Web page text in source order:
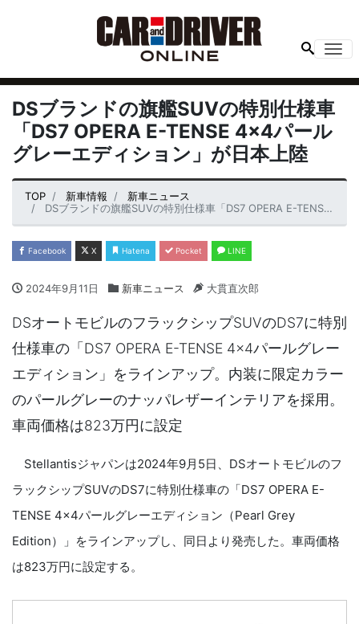
DSブランドの旗艦SUVの特別仕様車
「DS7 OPERA E-TENSE 4×4パール
グレーエディション」が日本上陸
TOP 新車情報
新車ニュース
DSブランドの旗艦SUVの特別仕様車「DS7 OPERA E-TENSE 4×4パールグレーエディション」が日本上陸
Facebook X Hatena Pocket LINE
2024年9月11日 新車ニュース 大貫直次郎
DSオートモビルのフラックシップSUVのDS7に特別
仕様車の「DS7 OPERA E-TENSE 4×4パールグレー
エディション」をラインアップ。内装に限定カラー
のパールグレーのナッパレザーインテリアを採用。
車両価格は823万円に設定
Stellantisジャパンは2024年9月5日、DSオートモビルのフ
ラックシップSUVのDS7に特別仕様車の「DS7 OPERA E-
TENSE 4×4パールグレーエディション（Pearl Grey
Edition）」をラインアップし、同日より発売した。車両価格
は823万円に設定する。